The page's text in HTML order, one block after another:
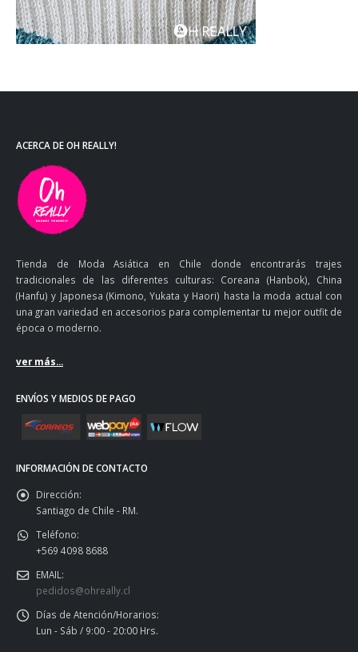
ACERCA DE OH REALLY!
Tienda de Moda Asiática en Chile donde encontrarás trajes
tradicionales de las diferentes culturas: Coreana (Hanbok), China
(Hanfu) y Japonesa (Kimono, Yukata y Haori) hasta la moda actual con
una gran variedad en accesorios para complementar tu mejor outfit de
época o moderno.
ver más...
ENVÍOS Y MEDIOS DE PAGO
INFORMACIÓN DE CONTACTO
Dirección:
Santiago de Chile - RM.
Teléfono:
+569 4098 8688
EMAIL:
pedidos@ohreally.cl
Días de Atención/Horarios:
Lun - Sáb / 9:00 - 20:00 Hrs.